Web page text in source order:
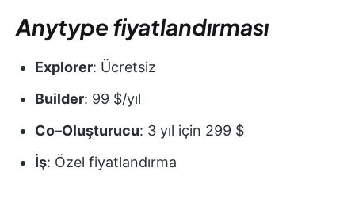
Anytype fiyatlandırması
Explorer: Ücretsiz
Builder: 99 $/yıl
Co–Oluşturucu: 3 yıl için 299 $
İş: Özel fiyatlandırma